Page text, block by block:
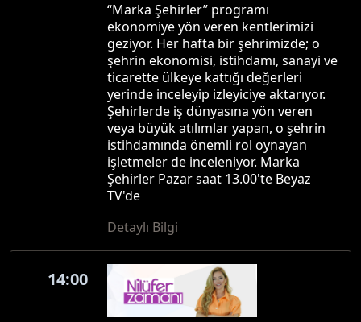
“Marka Şehirler” programı
ekonomiye yön veren kentlerimizi
geziyor. Her hafta bir şehrimizde; o
şehrin ekonomisi, istihdamı, sanayi ve
ticarette ülkeye kattığı değerleri
yerinde inceleyip izleyiciye aktarıyor.
Şehirlerde iş dünyasına yön veren
veya büyük atılımlar yapan, o şehrin
istihdamında önemli rol oynayan
işletmeler de inceleniyor. Marka
Şehirler Pazar saat 13.00'te Beyaz
TV'de
Detaylı Bilgi
14:00